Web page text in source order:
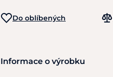
Do oblíbených
Informace o výrobku